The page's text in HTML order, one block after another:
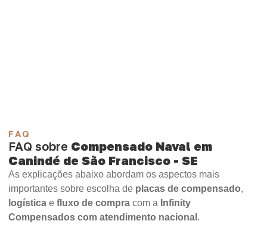
FAQ
FAQ sobre Compensado Naval em
Canindé de São Francisco - SE
As explicações abaixo abordam os aspectos mais
importantes sobre escolha de placas de compensado,
logística e fluxo de compra com a Infinity
Compensados com atendimento nacional .